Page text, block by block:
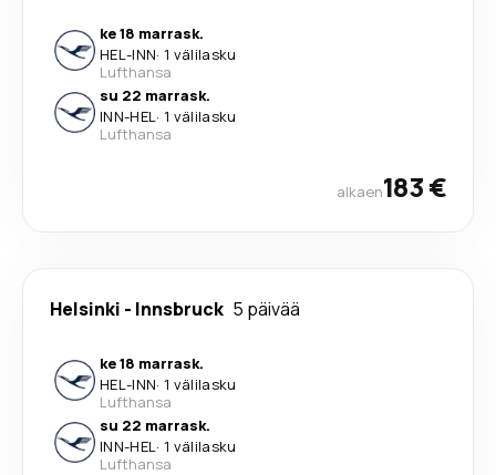
ke 18 marrask.
HEL-INN· 1 välilasku
Lufthansa
su 22 marrask.
INN-HEL· 1 välilasku
Lufthansa
alkaen183 €
Helsinki - Innsbruck 5 päivää
ke 18 marrask.
HEL-INN· 1 välilasku
Lufthansa
su 22 marrask.
INN-HEL· 1 välilasku
Lufthansa